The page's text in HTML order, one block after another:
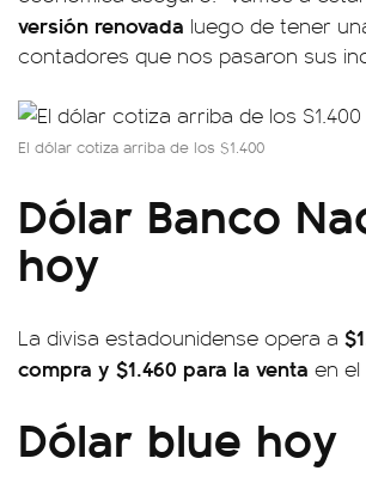
versión renovada luego de tener
contadores que nos pasaron sus
El dólar cotiza arriba de los $1.400
Dólar Banco
hoy
La divisa estadounidense opera a
compra y $1.460 para la venta en el
Dólar blue hoy